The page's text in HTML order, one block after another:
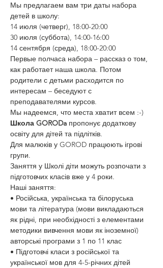
Мы предлагаем вам три даты набора
детей в школу:
14 июля (четверг), 18:00-20:00
30 июля (суббота), 14:00-16:00
14 сентября (среда), 18:00-20:00
Первые полчаса набора – рассказ о том,
как работает наша школа. Потом
родители с детьми расходится по
интересам – беседуют с
преподавателями курсов.
Мы надеемся, что места хватит всем :-)
Школа GORODa пропонує додаткову
освіту для дітей та підлітків.
Для малюків у GOROD працюють ігрові
групи.
Заняття у Школі діти можуть розпочати з
підготовчих класів вже у 4 роки.
Наші заняття:
• Російська, українська та білоруська
мови та література (мови викладаються
як рідні, при необхідності з елементами
методики вивчення мови як іноземної)
авторські програми з 1 по 11 клас
• Підготовчі класи з російської та
української мов для 4-5-річних дітей